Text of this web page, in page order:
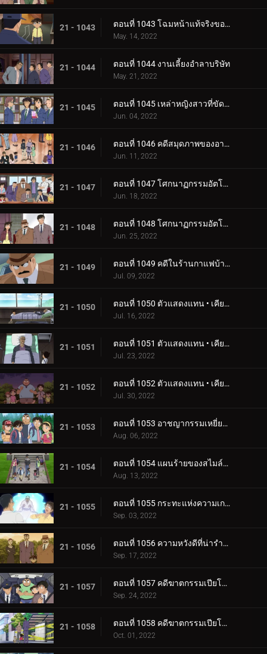
21 - 1043 ตอนที่ 1043 โฉมหน้าแท้จริงของทั้งสอง (ตอนจบ)
May. 14, 2022
21 - 1044 ตอนที่ 1044 งานเลี้ยงอำลาบริษัท
May. 21, 2022
21 - 1045 ตอนที่ 1045 เหล่าหญิงสาวที่ขัดแย้งกัน
Jun. 04, 2022
21 - 1046 ตอนที่ 1046 คดีสมุดภาพของอายูมิจัง
Jun. 11, 2022
21 - 1047 ตอนที่ 1047 โศกนาฏกรรมอัตโนมัติ (ตอนแรก)
Jun. 18, 2022
21 - 1048 ตอนที่ 1048 โศกนาฏกรรมอัตโนมัติ (ตอนจบ)
Jun. 25, 2022
21 - 1049 ตอนที่ 1049 คดีในร้านกาแฟบ้านโบราณ
Jul. 09, 2022
21 - 1050 ตอนที่ 1050 ตัวแสดงแทน • เคียวโงคุ มาโคโตะ (ตอนแรก)
Jul. 16, 2022
21 - 1051 ตอนที่ 1051 ตัวแสดงแทน • เคียวโงคุ มาโคโตะ (ตอนกลาง)
Jul. 23, 2022
21 - 1052 ตอนที่ 1052 ตัวแสดงแทน • เคียวโงคุ มาโคโตะ (ตอนจบ)
Jul. 30, 2022
21 - 1053 ตอนที่ 1053 อาชญากรรมเหยี่ยวซ่อนเงื่อน
Aug. 06, 2022
21 - 1054 ตอนที่ 1054 แผนร้ายของสไมล์วิลเลจ
Aug. 13, 2022
21 - 1055 ตอนที่ 1055 กระทะแห่งความเกลียดชัง
Sep. 03, 2022
21 - 1056 ตอนที่ 1056 ความหวังดีที่น่ารำคาญ
Sep. 17, 2022
21 - 1057 ตอนที่ 1057 คดีฆาตกรรมเปียโนโซนาต้า "แสงจันทร์" (ตอนแรก)
Sep. 24, 2022
21 - 1058 ตอนที่ 1058 คดีฆาตกรรมเปียโนโซนาต้า "แสงจันทร์" (ตอนจบ)
Oct. 01, 2022